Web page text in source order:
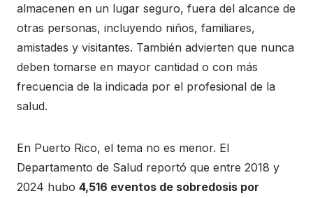
almacenen en un lugar seguro, fuera del alcance de
otras personas, incluyendo niños, familiares,
amistades y visitantes. También advierten que nunca
deben tomarse en mayor cantidad o con más
frecuencia de la indicada por el profesional de la
salud.
En Puerto Rico, el tema no es menor. El
Departamento de Salud reportó que entre 2018 y
2024 hubo 4,516 eventos de sobredosis por